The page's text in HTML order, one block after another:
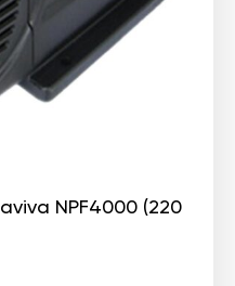
NPF4000 (220